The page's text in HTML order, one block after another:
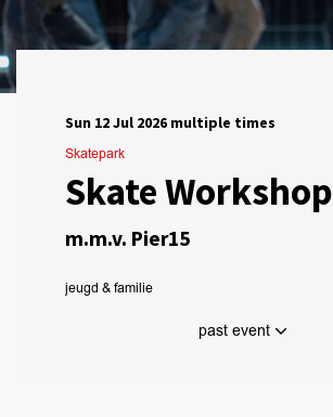
Skate Workshop
m.m.v. Pier15
Skatepark
Sun 12 Jul 2026 multiple times
jeugd & familie
past event